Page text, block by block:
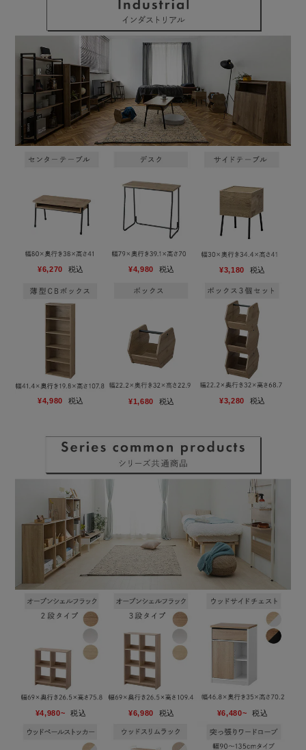
¥6,270 税込 ¥4,980 税込 ¥3,180 税込
¥4,980 税込 ¥1,680 税込 ¥3,280 税込
¥4,980~ 税込 ¥6,980 税込 ¥6,480~ 税込